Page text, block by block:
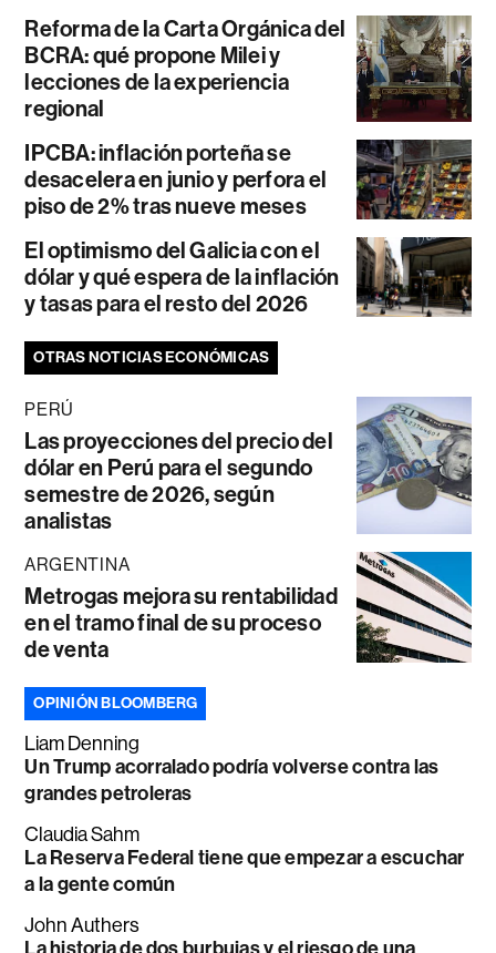
Reforma de la Carta Orgánica del
BCRA: qué propone Milei y
lecciones de la experiencia
regional
IPCBA: inflación porteña se
desacelera en junio y perfora el
piso de 2% tras nueve meses
El optimismo del Galicia con el
dólar y qué espera de la inflación
y tasas para el resto del 2026
OTRAS NOTICIAS ECONÓMICAS
PERÚ
Las proyecciones del precio del
dólar en Perú para el segundo
semestre de 2026, según
analistas
ARGENTINA
Metrogas mejora su rentabilidad
en el tramo final de su proceso
de venta
OPINIÓN BLOOMBERG
Liam Denning
Un Trump acorralado podría volverse contra las
grandes petroleras
Claudia Sahm
La Reserva Federal tiene que empezar a escuchar
a la gente común
John Authers